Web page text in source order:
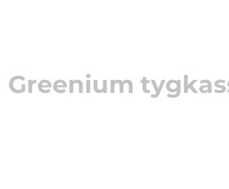
Greenium